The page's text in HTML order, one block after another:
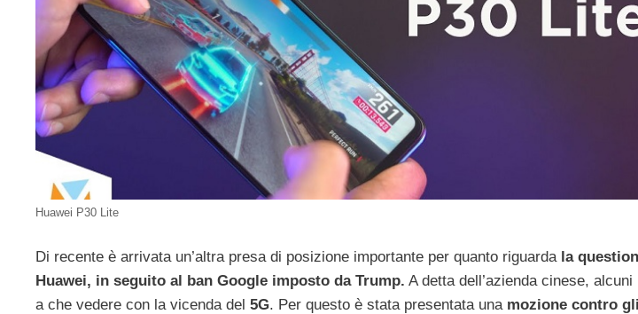
Huawei P30 Lite
Di recente è arrivata un’altra presa di posizione importante per quanto riguarda la
Huawei, in seguito al ban Google imposto da Trump. A detta dell’azienda cinese,
a che vedere con la vicenda del 5G. Per questo è stata presentata una mozione contro